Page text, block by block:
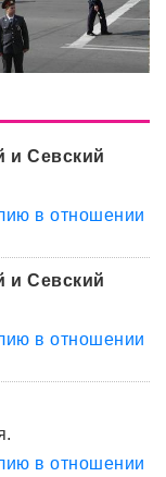
и Севский
в отношении
и Севский
в отношении
в отношении